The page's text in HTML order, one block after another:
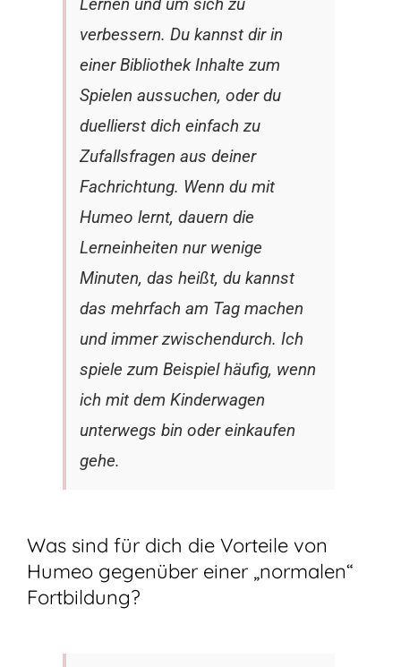
verbessern. Du kannst dir in
einer Bibliothek Inhalte zum
Spielen aussuchen, oder du
duellierst dich einfach zu
Zufallsfragen aus deiner
Fachrichtung. Wenn du mit
Humeo lernt, dauern die
Lerneinheiten nur wenige
Minuten, das heißt, du kannst
das mehrfach am Tag machen
und immer zwischendurch. Ich
spiele zum Beispiel häufig, wenn
ich mit dem Kinderwagen
unterwegs bin oder einkaufen
gehe.
Was sind für dich die Vorteile von
Humeo gegenüber einer „normalen“
Fortbildung?